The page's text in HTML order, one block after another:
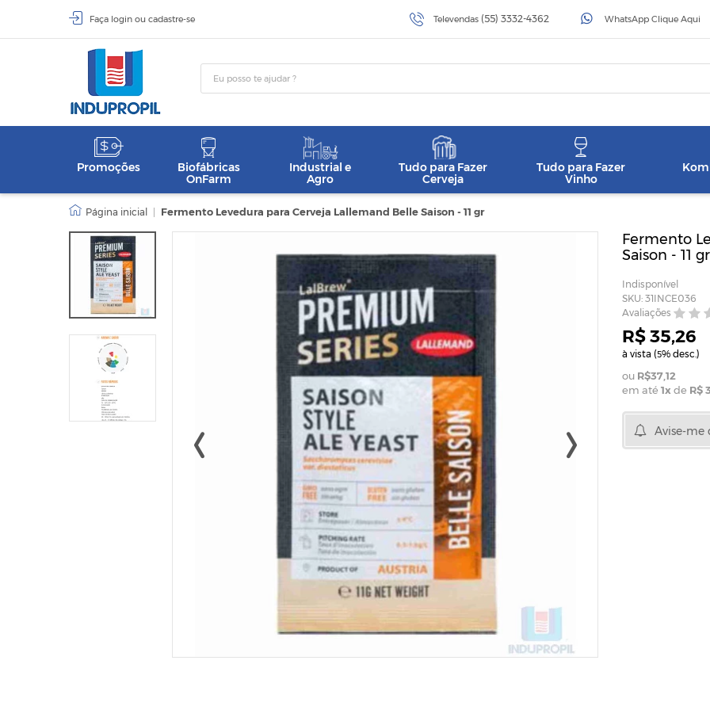
Faça login ou cadastre-se Televendas (55) 3332-4362 WhatsApp Clique Aqui
Promoções
Biofábricas
OnFarm
Industrial e
Agro
Tudo para Fazer
Cerveja
Tudo para Fazer
Vinho
Fermento Levedura para Cerveja Lallemand Belle Saison - 11 gr
Fermento
Saison - 11 gr
Indisponível
SKU: 31INCE036
Avaliações
R$ 35,26
à vista (5% desc.)
R$37,12
em até 1x de R$
Avise-me